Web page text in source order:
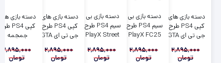
دسته بازی های
کپی PS4 طرح
جی تی ای GTA
2,895,000
تومان
دسته بازی بی
سیم PS4 طرح
PlayX FC25
2,895,000
تومان
دسته بازی بی
سیم PS4 طرح
PlayX Street
2,895,000
تومان
دسته بازی های
کپی PS4 طرح
جی تی ای GTA
2,895,000
تومان
دسته بازی
کپی PS4 طرح
جمجمه
2,895,000
تومان